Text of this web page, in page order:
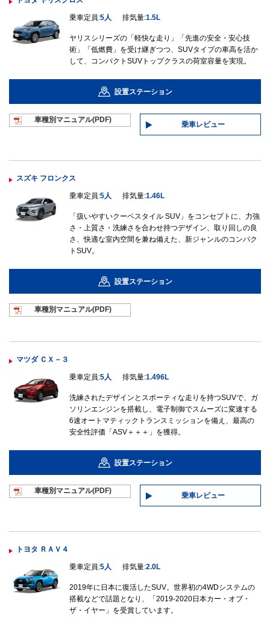
乗車定員:5人 排気量:1.5L
ヤリスシリーズの「軽快な走り」「先進の安全・安心技
術」「低燃費」を受け継ぎつつ、SUVタイプの車高を活か
して、コンパクトSUVトップクラスの荷室容量を実現。
設置ステーション
車種別マニュアル(PDF)
乗車レビュー
スズキ フロンクス
乗車定員:5人 排気量:1.46L
「扱いやすいクーペスタイル SUV」をコンセプトに、力強
さ・上質さ・洗練さを合わせ持つデザイン、取り回しの良
さ、快適な室内空間を兼ね備えた、新ジャンルのコンパク
トSUV。
設置ステーション
車種別マニュアル(PDF)
マツダ ＣＸ－３
乗車定員:5人 排気量:1.496L
洗練されたデザインとスポーティな走りを持つSUVで、ガ
ソリンエンジンを搭載し、電子制御でスムーズに変速する
6速オートマティックトランスミッションを備え、最高の
安全性評価「ASV＋＋＋」を獲得。
設置ステーション
車種別マニュアル(PDF)
乗車レビュー
トヨタ ＲＡＶ４
乗車定員:5人 排気量:2.0L
2019年に日本に復活したSUV。世界初の4WDシステムの
搭載などで話題となり、「2019-2020日本カー・オブ・
ザ・イヤー」を受賞しています。